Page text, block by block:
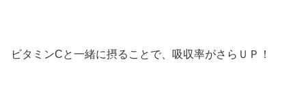
ビタミンCと一緒に摂ることで、吸収率がさらＵＰ！